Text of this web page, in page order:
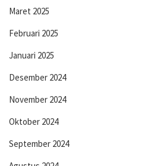
Maret 2025
Februari 2025
Januari 2025
Desember 2024
November 2024
Oktober 2024
September 2024